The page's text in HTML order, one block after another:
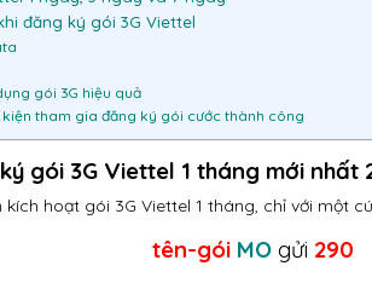
đăng ký gói 3G Viettel
gói 3G hiệu quả
kiện tham gia đăng ký gói cước thành công
gói 3G Viettel 1 tháng mới nhất
hoạt gói 3G Viettel 1 tháng, chỉ với một
tên-góiMO gửi 290